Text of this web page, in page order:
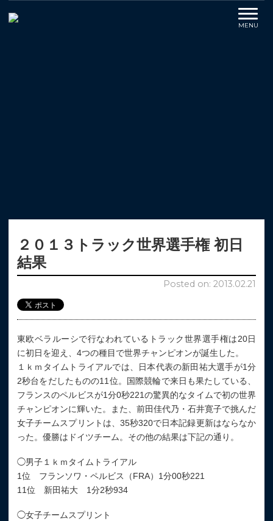
２０１３トラック世界選手権 初日
結果
Posted on: 2013.02.21
東欧ベラルーシで行なわれているトラック世界選手権は20日
に初日を迎え、4つの種目で世界チャンピオンが誕生した。
１ｋｍタイムトライアルでは、日本代表の新田祐大選手が1分
2秒台をだしたものの11位。国際競輪で来日も果たしている、
フランスのペルビスが1分0秒221の驚異的なタイムで初の世界
チャンピオンに輝いた。また、前田佳代乃・石井寛子で挑んだ
女子チームスプリントは、35秒320で日本記録更新はならなか
った。優勝はドイツチーム。その他の結果は下記の通り。
◯男子１ｋｍタイムトライアル
1位 フランソワ・ペルビス（FRA）1分00秒221
11位 新田祐大 1分2秒934
◯女子チームスプリント